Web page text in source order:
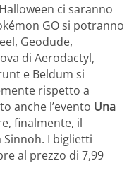
ci saranno
GO si potranno
Geodude,
di Aerodactyl,
e Beldum si
rispetto a
anche l’evento Una
finalmente, il
Sinnoh. I biglietti
al prezzo di 7,99